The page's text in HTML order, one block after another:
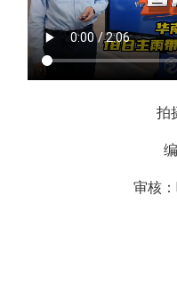
拍
审核